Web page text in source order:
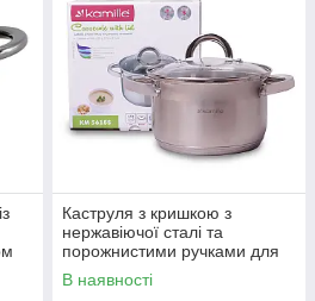
Каструля з кришкою з
нержавіючої сталі та
порожнистими ручками для
індукції та газу (2.5 л) Kamille
KM-5618S
В наявності